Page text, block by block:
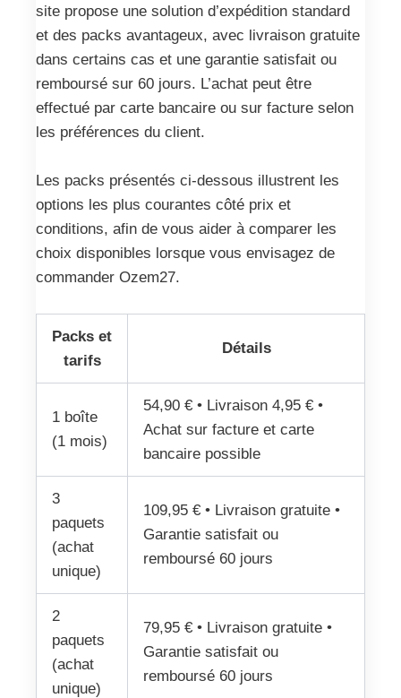
site propose une solution d’expédition standard
et des packs avantageux, avec livraison gratuite
dans certains cas et une garantie satisfait ou
remboursé sur 60 jours. L’achat peut être
effectué par carte bancaire ou sur facture selon
les préférences du client.
Les packs présentés ci-dessous illustrent les
options les plus courantes côté prix et
conditions, afin de vous aider à comparer les
choix disponibles lorsque vous envisagez de
commander Ozem27.
Packs et
tarifs
Détails
1 boîte
(1 mois)
54,90 € • Livraison 4,95 € •
Achat sur facture et carte
bancaire possible
3
paquets
(achat
unique)
109,95 € • Livraison gratuite •
Garantie satisfait ou
remboursé 60 jours
2
paquets
(achat
unique)
79,95 € • Livraison gratuite •
Garantie satisfait ou
remboursé 60 jours